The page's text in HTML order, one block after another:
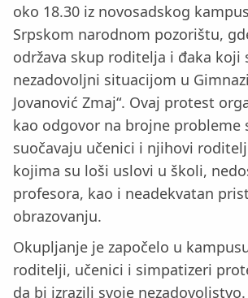
oko 18.30 iz novosadskog
Srpskom narodnom pozorištu,
održava skup roditelja i đaka koji
nezadovoljni situacijom u
Jovanović Zmaj“. Ovaj protest
kao odgovor na brojne probleme
suočavaju učenici i njihovi
kojima su loši uslovi u školi,
profesora, kao i neadekvatan
obrazovanju.
Okupljanje je započelo u
roditelji, učenici i simpatizeri
da bi izrazili svoje